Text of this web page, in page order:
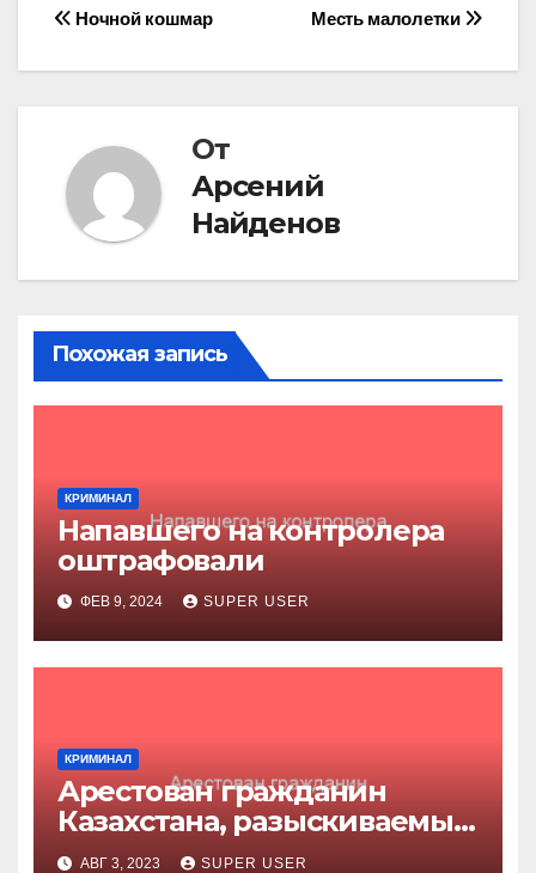
Навигация
по
Месть малолетки
Ночной кошмар
От
Арсений
Найденов
Похожая запись
КРИМИНАЛ
Напавшего на контролера
оштрафовали
ФЕВ 9, 2024 SUPER USER
КРИМИНАЛ
Арестован гражданин
Казахстана, разыскиваемый
за убийство
АВГ 3, 2023 SUPER USER